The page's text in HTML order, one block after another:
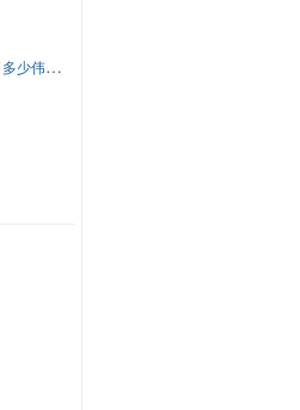
60年前美国军方的这个编程原则，造就了多少伟大的框架